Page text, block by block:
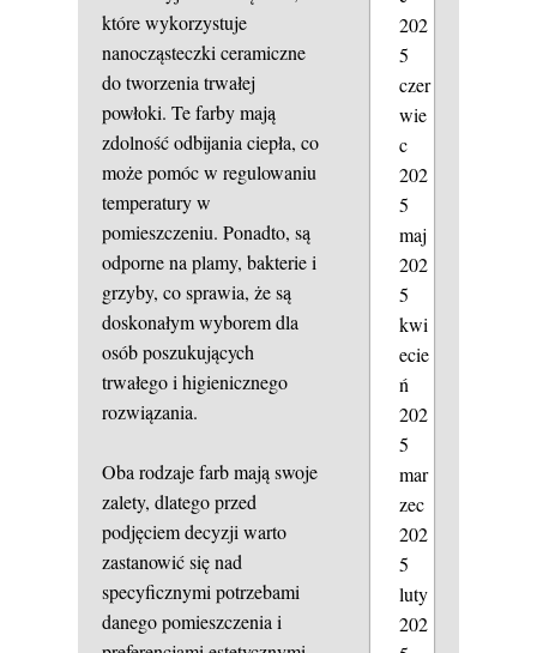
które wykorzystuje
nanocząsteczki ceramiczne
do tworzenia trwałej
powłoki. Te farby mają
zdolność odbijania ciepła, co
może pomóc w regulowaniu
temperatury w
pomieszczeniu. Ponadto, są
odporne na plamy, bakterie i
grzyby, co sprawia, że są
doskonałym wyborem dla
osób poszukujących
trwałego i higienicznego
rozwiązania.
Oba rodzaje farb mają swoje
zalety, dlatego przed
podjęciem decyzji warto
zastanowić się nad
specyficznymi potrzebami
danego pomieszczenia i
202
5
czer
wie
c
202
5
maj
202
5
kwi
ecie
ń
202
5
mar
zec
202
5
luty
202